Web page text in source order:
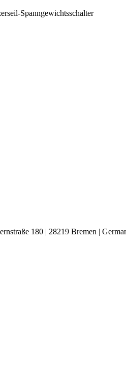
Spanngewichtsschalter
180 | 28219 Bremen |